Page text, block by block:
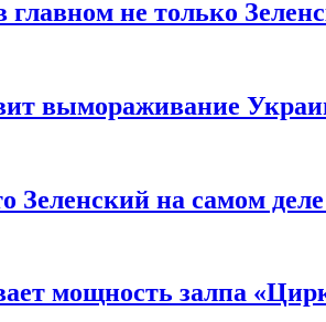
главном не только
вымораживание
Зеленский на самом
мощность залпа